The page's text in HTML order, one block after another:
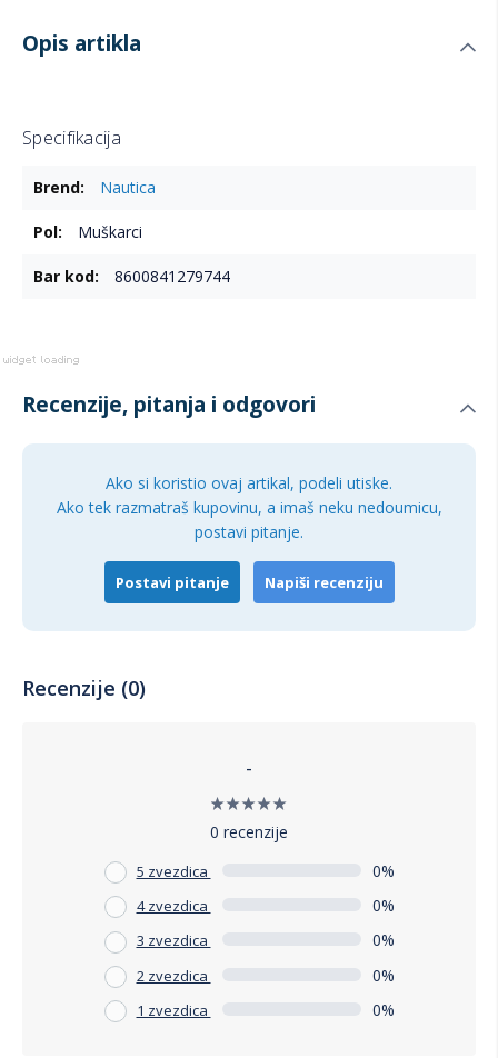
Opis artikla
Specifikacija
informacijaNautica
Muškarci
8600841279744
Recenzije, pitanja i odgovori
Ako si koristio ovaj artikal, podeli utiske.
Ako tek razmatraš kupovinu, a imaš neku nedoumicu,
postavi pitanje.
Postavi pitanje Napiši recenziju
Recenzije (0)
-
0 recenzije
5 zvezdica 0%
4 zvezdica 0%
3 zvezdica 0%
2 zvezdica 0%
1 zvezdica 0%